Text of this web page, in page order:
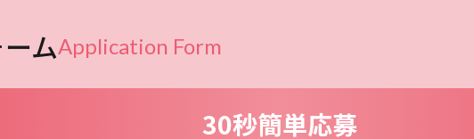
ムApplication Form
30秒簡単応募